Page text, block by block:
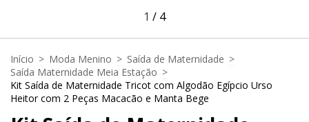
1 / 4
Início > Moda Menino > Saída de Maternidade >
Saída Maternidade Meia Estação >
Kit Saída de Maternidade Tricot com Algodão Egípcio Urso
Heitor com 2 Peças Macacão e Manta Bege